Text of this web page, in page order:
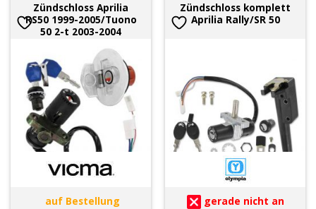
Zündschloss Aprilia
RS50 1999-2005/Tuono
50 2-t 2003-2004
auf Bestellung
Zündschloss komplett
Aprilia Rally/SR 50
gerade nicht an